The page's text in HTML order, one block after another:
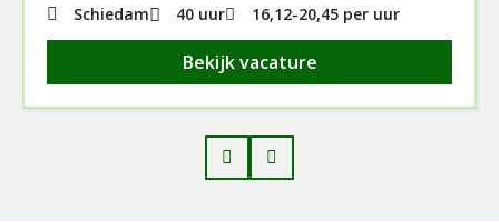
Schiedam 40 uur 16,12-20,45 per uur
Bekijk vacature
Prev